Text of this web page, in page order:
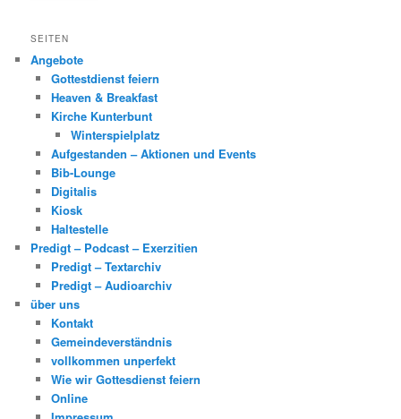
SEITEN
Angebote
Gottestdienst feiern
Heaven & Breakfast
Kirche Kunterbunt
Winterspielplatz
Aufgestanden – Aktionen und Events
Bib-Lounge
Digitalis
Kiosk
Haltestelle
Predigt – Podcast – Exerzitien
Predigt – Textarchiv
Predigt – Audioarchiv
über uns
Kontakt
Gemeindeverständnis
vollkommen unperfekt
Wie wir Gottesdienst feiern
Online